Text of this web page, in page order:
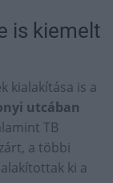
is kiemelt
kialakítása is a
utcában
TB
a többi
ki a